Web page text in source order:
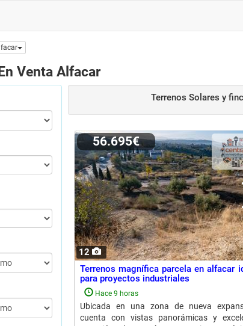
Venta Alfacar
Terrenos Solares y
12
56.695€
Terrenos magnífica parcela en alfacar
para proyectos industriales
Hace 9 horas
Ubicada en una zona de nueva
cuenta con vistas panorámicas y